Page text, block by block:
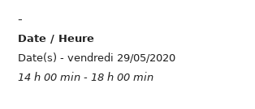
-
Date / Heure
Date(s) - vendredi 29/05/2020
14 h 00 min - 18 h 00 min